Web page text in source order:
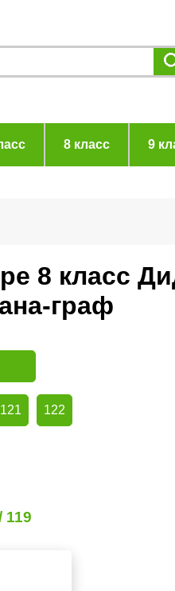
8 класс 9
8 класс
граф
121 122
119